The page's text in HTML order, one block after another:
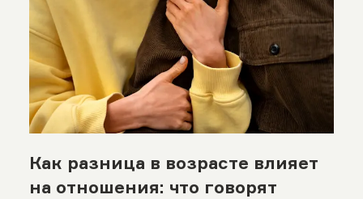
Как разница в возрасте влияет
на отношения: что говорят